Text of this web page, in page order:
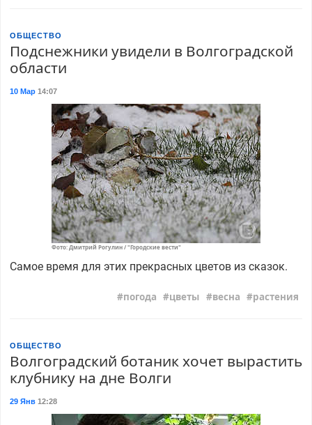
ОБЩЕСТВО
Подснежники увидели в Волгоградской
области
10 Мар14:07
Фото: Дмитрий Рогулин / "Городские вести"
Самое время для этих прекрасных цветов из сказок.
погода цветы весна растения
ОБЩЕСТВО
Волгоградский ботаник хочет вырастить
клубнику на дне Волги
29 Янв12:28